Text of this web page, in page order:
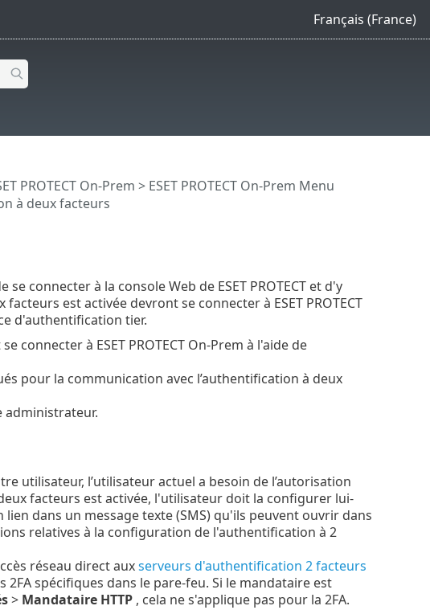
Français (France)
PROTECT On-Prem > ESET PROTECT On-Prem Menu
à deux facteurs
connecter à la console Web de ESET PROTECT et d'y
est activée devront se connecter à ESET PROTECT
d'authentification tier.
à ESET PROTECT On-Prem à l'aide de
pour la communication avec l’authentification à deux
administrateur.
utilisateur, l’utilisateur actuel a besoin de l’autorisation
facteurs est activée, l'utilisateur doit la configurer lui-
dans un message texte (SMS) qu'ils peuvent ouvrir dans
relatives à la configuration de l'authentification à 2
réseau direct auxserveurs d'authentification 2 facteurs
spécifiques dans le pare-feu. Si le mandataire est
> Mandataire HTTP , cela ne s'applique pas pour la 2FA.